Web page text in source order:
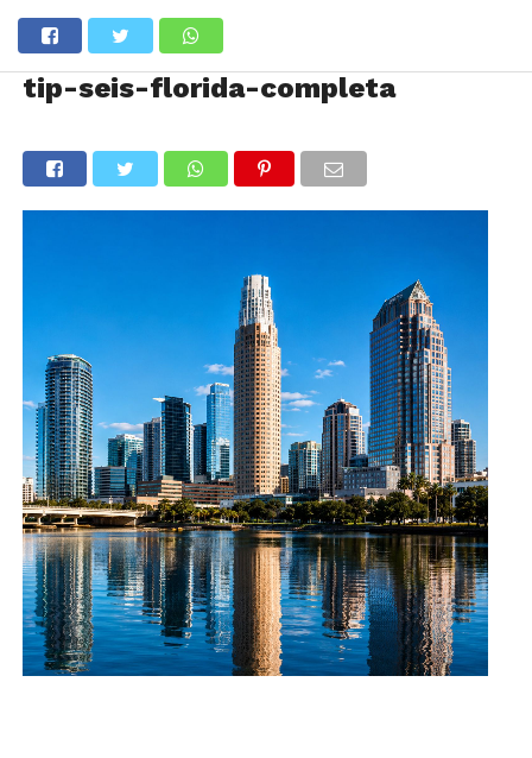
tip-seis-florida-completa